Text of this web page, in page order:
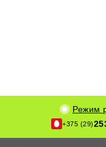
Режим
+375 (29)